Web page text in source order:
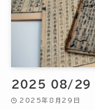
2025 08/29
2025年8月29日